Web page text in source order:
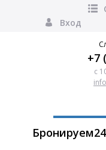
Вход
+7
с